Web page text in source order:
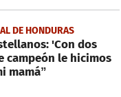
DE HONDURAS
'Con dos
campeón le hicimos
mamá”